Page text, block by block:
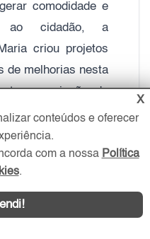
comodidade e
ao cidadão, a
criou projetos
de melhorias nesta
a criação de
Centros de
Alimentar e
Fundiária,
ao Cidadão
de Equipamentos
também foi
X
conteúdos e oferecer
com a nossa Política
.